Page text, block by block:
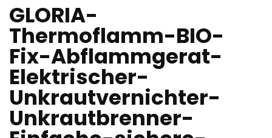
GLORIA-
Thermoflamm-BIO-
Fix-Abflammgerat-
Elektrischer-
Unkrautvernichter-
Unkrautbrenner-